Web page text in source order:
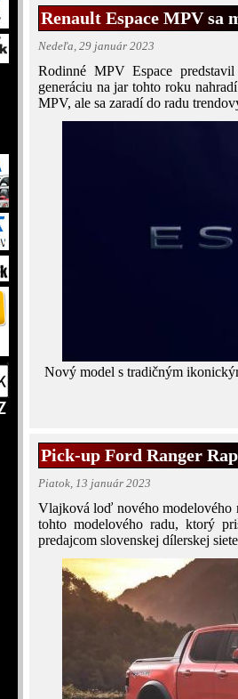
Renault Espace MPV sa
Nedeľa, 29 január 2023
Rodinné MPV Espace
generáciu na jar tohto roku
MPV, ale sa zaradí do radu
Nový model s tradičným
Pick-up Ford Ranger
Piatok, 13 január 2023
Vlajková loď nového modelového
tohto modelového radu, ktorý
predajcom slovenskej dílerskej